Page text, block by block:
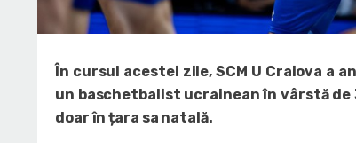
În cursul acestei zile, SCM U Craiova
un baschetbalist ucrainean în vârstă de
doar în țara sa natală.